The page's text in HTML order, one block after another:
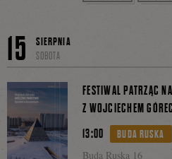
15
SIERPNIA
SOBOTA
13:00 BUDA RUSKA
Buda Ruska 16
FESTIWAL PATRZĄC
Z WOJCIECHEM